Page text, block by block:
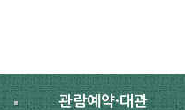
관람예약·대관